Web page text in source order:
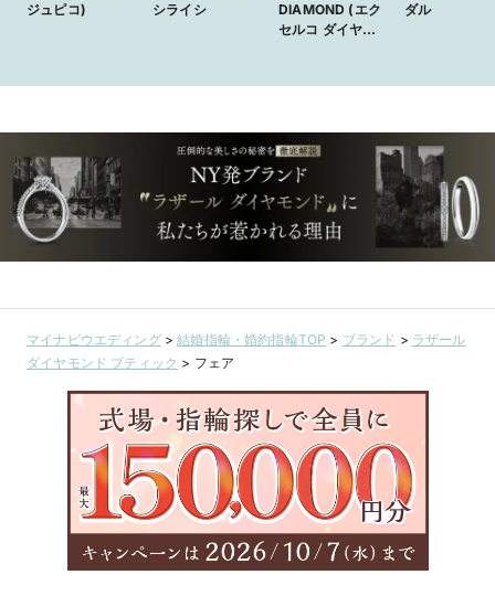
ジュピコ)
シライシ
DIAMOND (エク
セルコ ダイヤモ
ダル
マイナビウエディング>結婚指輪・婚約指輪TOP > ブランド > ラザール
ダイヤモンド ブティック > フェア